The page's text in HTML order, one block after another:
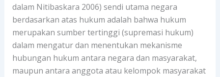
dalam Nitibaskara 2006) sendi utama negara
berdasarkan atas hukum adalah bahwa hukum
merupakan sumber tertinggi (supremasi hukum)
dalam mengatur dan menentukan mekanisme
hubungan hukum antara negara dan masyarakat,
maupun antara anggota atau kelompok masyarakat